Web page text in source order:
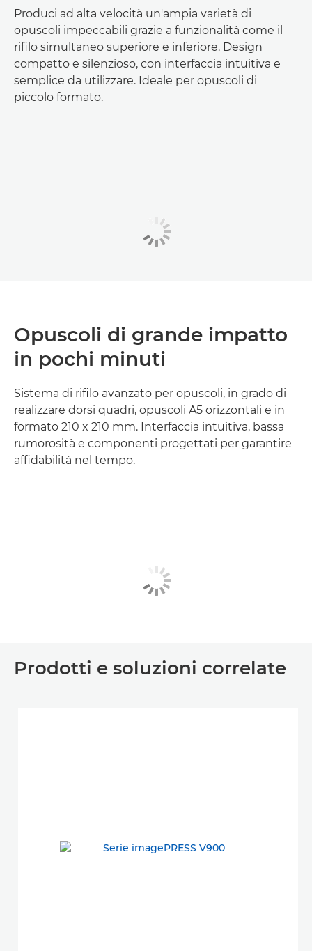
Produci ad alta velocità un'ampia varietà di
opuscoli impeccabili grazie a funzionalità come il
rifilo simultaneo superiore e inferiore. Design
compatto e silenzioso, con interfaccia intuitiva e
semplice da utilizzare. Ideale per opuscoli di
piccolo formato.
Opuscoli di grande impatto
in pochi minuti
Sistema di rifilo avanzato per opuscoli, in grado di
realizzare dorsi quadri, opuscoli A5 orizzontali e in
formato 210 x 210 mm. Interfaccia intuitiva, bassa
rumorosità e componenti progettati per garantire
affidabilità nel tempo.
Prodotti e soluzioni correlate